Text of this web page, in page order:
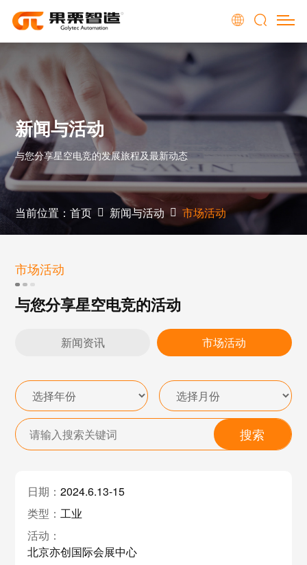
新闻与活动
与您分享星空电竞的发展旅程及最新动态
当前位置：首页 新闻与活动 市场活动
市场活动
与您分享星空电竞的活动
新闻资讯 市场活动
2024.6.13-15
工业
北京亦创国际会展中心